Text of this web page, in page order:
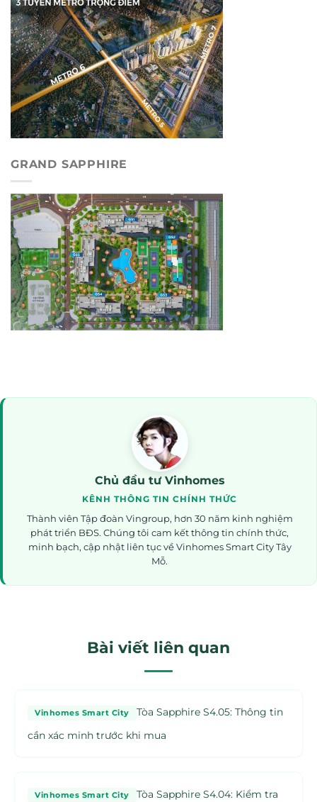
GRAND SAPPHIRE
Chủ đầu tư Vinhomes
KÊNH THÔNG TIN CHÍNH THỨC
Thành viên Tập đoàn Vingroup, hơn 30 năm kinh nghiệm
phát triển BĐS. Chúng tôi cam kết thông tin chính thức,
minh bạch, cập nhật liên tục về Vinhomes Smart City Tây
Mỗ.
Bài viết liên quan
Vinhomes Smart City
Tòa Sapphire S4.05: Thông tin
cần xác minh trước khi mua
Vinhomes Smart City
Tòa Sapphire S4.04: Kiểm tra